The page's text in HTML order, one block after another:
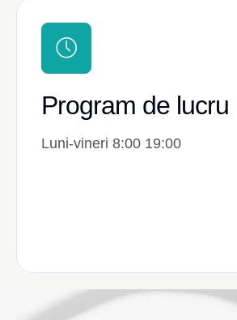
Program de lucru
Luni-vineri 8:00 19:00